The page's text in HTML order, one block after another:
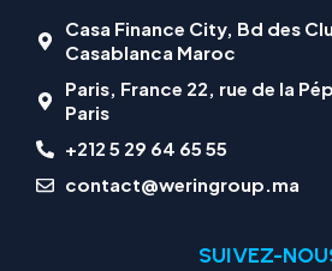
Casa Finance City, Bd des
Casablanca Maroc
Paris, France 22, rue de la
Paris
+212 5 29 64 65 55
contact@weringroup.ma
SUIVEZ-